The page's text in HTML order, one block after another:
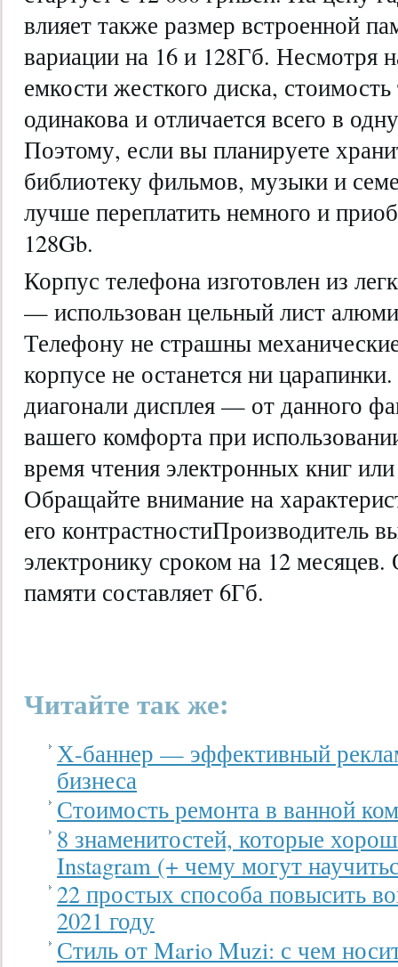
влияет также размер встроенной
вариации на 16 и 128Гб. Несмотря
емкости жесткого диска,
одинакова и отличается всего в
Поэтому, если вы планируете
библиотеку фильмов, музыки и
лучше переплатить немного и
128Gb.
Корпус телефона изготовлен из
— использован цельный лист
Телефону не страшны
корпусе не останется ни
диагонали дисплея — от данного
вашего комфорта при
время чтения электронных книг
Обращайте внимание на
его контрастностиПроизводитель
электронику сроком на 12
памяти составляет 6Гб.
Читайте так же:
Х-баннер — эффективный
бизнеса
Стоимость ремонта в ванной
8 знаменитостей, которые
Instagram (+ чему могут
22 простых способа повысить
2021 году
Стиль от Mario Muzi: с чем